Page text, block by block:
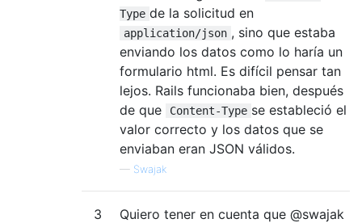
Type de la solicitud en
application/json , sino que estaba
enviando los datos como lo haría un
formulario html. Es difícil pensar tan
lejos. Rails funcionaba bien, después
de que
Content-Type se estableció el
valor correcto y los datos que se
enviaban eran JSON válidos.
— Swajak
3
Quiero tener en cuenta que @swajak